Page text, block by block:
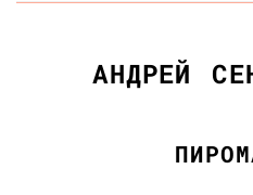
АНДРЕЙ